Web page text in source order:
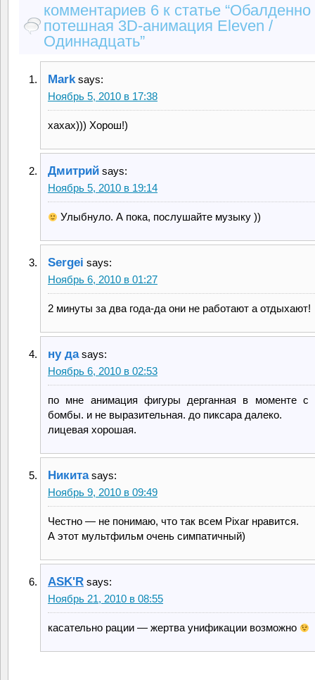
комментариев 6 к статье “Обалденно
потешная 3D-анимация Eleven /
Одиннадцать”
Mark says:
Ноябрь 5, 2010 в 17:38
хахах))) Хорош!)
Дмитрий says:
Ноябрь 5, 2010 в 19:14
Улыбнуло. А пока, послушайте музыку ))
Sergei says:
Ноябрь 6, 2010 в 01:27
2 минуты за два года-да они не работают а отдыхают!
ну да says:
Ноябрь 6, 2010 в 02:53
по мне анимация фигуры дерганная в моменте с
бомбы. и не выразительная. до пиксара далеко.
лицевая хорошая.
Никита says:
Ноябрь 9, 2010 в 09:49
Честно — не понимаю, что так всем Pixar нравится.
А этот мультфильм очень симпатичный)
ASK'R says:
Ноябрь 21, 2010 в 08:55
касательно рации — жертва унификации возможно